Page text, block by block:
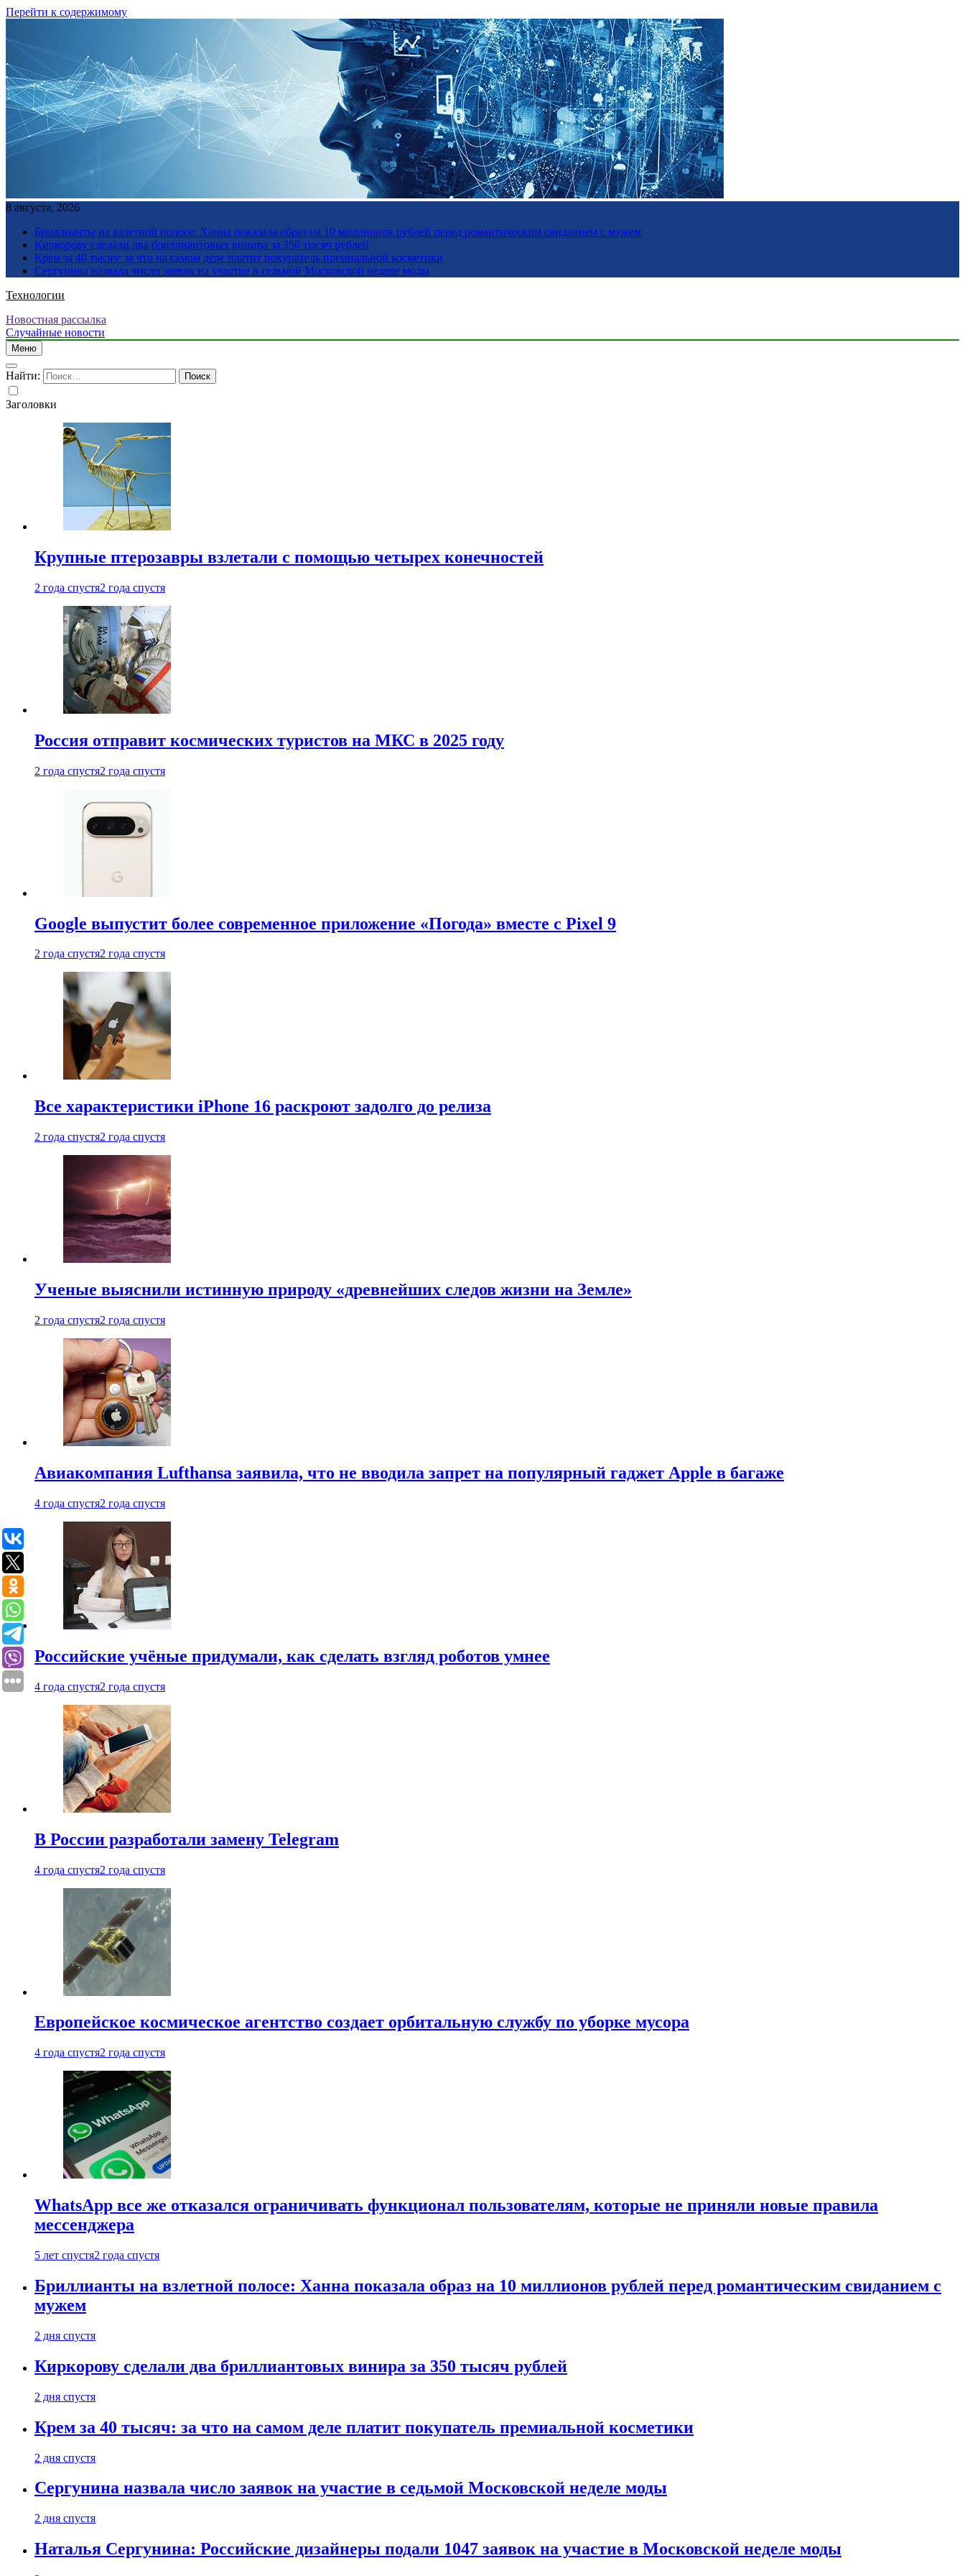
Перейти к содержимому
8 августа, 2026
Бриллианты на взлетной полосе: Ханна показала образ на 10 миллионов рублей перед романтическим свиданием с мужем
Киркорову сделали два бриллиантовых винира за 350 тысяч рублей
Крем за 40 тысяч: за что на самом деле платит покупатель премиальной косметики
Сергунина назвала число заявок на участие в седьмой Московской неделе моды
Технологии
Новостная рассылка
Случайные новости
Меню
Найти:
Заголовки
Крупные птерозавры взлетали с помощью четырех конечностей
2 года спустя2 года спустя
Россия отправит космических туристов на МКС в 2025 году
2 года спустя2 года спустя
Google выпустит более современное приложение «Погода» вместе с Pixel 9
2 года спустя2 года спустя
Все характеристики iPhone 16 раскроют задолго до релиза
2 года спустя2 года спустя
Ученые выяснили истинную природу «древнейших следов жизни на Земле»
2 года спустя2 года спустя
Авиакомпания Lufthansa заявила, что не вводила запрет на популярный гаджет Apple в багаже
4 года спустя2 года спустя
Российские учёные придумали, как сделать взгляд роботов умнее
4 года спустя2 года спустя
В России разработали замену Telegram
4 года спустя2 года спустя
Европейское космическое агентство создает орбитальную службу по уборке мусора
4 года спустя2 года спустя
WhatsApp все же отказался ограничивать функционал пользователям, которые не приняли новые правила
мессенджера
5 лет спустя2 года спустя
Бриллианты на взлетной полосе: Ханна показала образ на 10 миллионов рублей перед романтическим свиданием с
мужем
2 дня спустя
Киркорову сделали два бриллиантовых винира за 350 тысяч рублей
2 дня спустя
Крем за 40 тысяч: за что на самом деле платит покупатель премиальной косметики
2 дня спустя
Сергунина назвала число заявок на участие в седьмой Московской неделе моды
2 дня спустя
Наталья Сергунина: Российские дизайнеры подали 1047 заявок на участие в Московской неделе моды